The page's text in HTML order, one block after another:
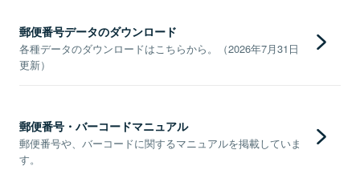
郵便番号データのダウンロード
各種データのダウンロードはこちらから。（2026年7月31日
更新）
郵便番号・バーコードマニュアル
郵便番号や、バーコードに関するマニュアルを掲載していま
す。